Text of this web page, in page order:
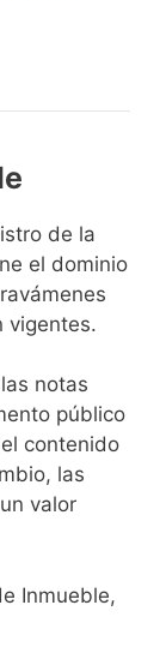
de la
el dominio
vigentes.
notas
público
contenido
las
valor
Inmueble,